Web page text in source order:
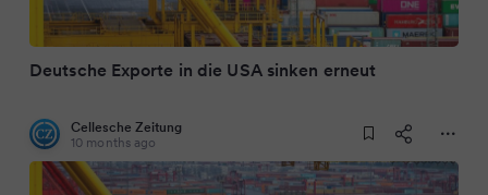
Deutsche Exporte in die USA sinken erneut
Cellesche Zeitung
10 months ago